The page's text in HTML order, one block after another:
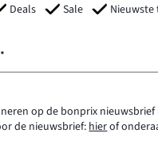
Deals Sale
op de bonprix
de nieuwsbrief: hierof